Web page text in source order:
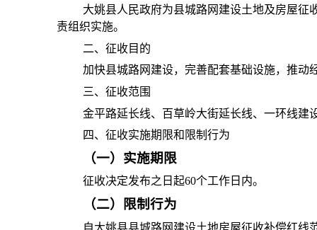
大姚县人民政府为县城路网建设土地及房屋
责组织实施。
二、征收目的
加快县城路网建设，完善配套基础设施，推动
三、征收范围
金平路延长线、百草岭大街延长线、一环线建
四、征收实施期限和限制行为
（一）实施期限
征收决定发布之日起60个工作日内。
（二）限制行为
自大姚县县城路网建设土地房屋征收补偿红